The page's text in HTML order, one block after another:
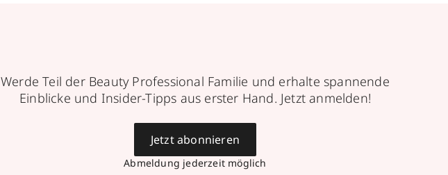
Werde Teil der Beauty Professional Familie und erhalte spannende
Einblicke und Insider-Tipps aus erster Hand. Jetzt anmelden!
Abmeldung jederzeit möglich
Jetzt abonnieren